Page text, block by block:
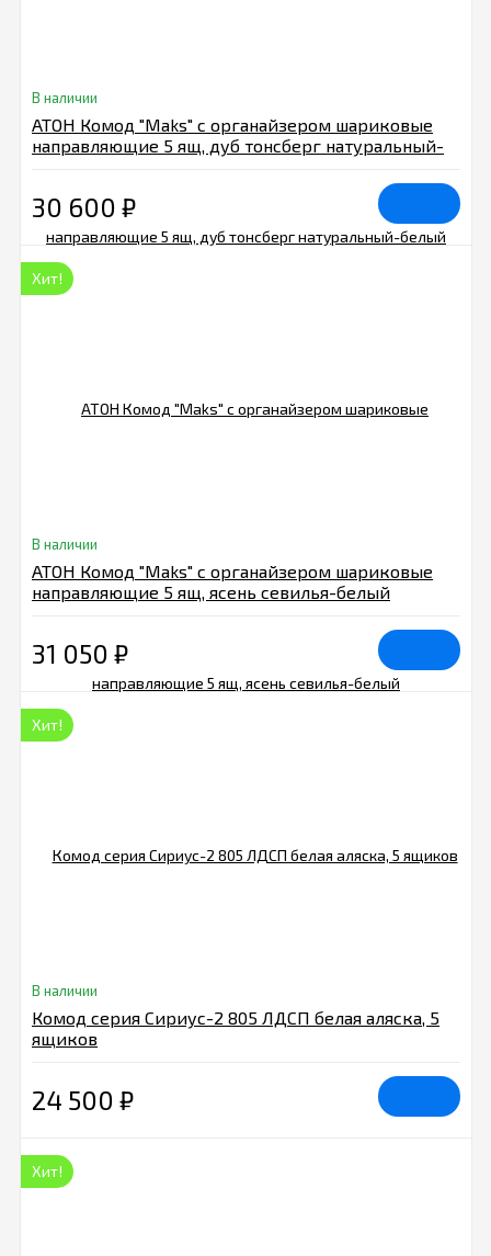
В наличии
АТОН Комод "Maks" с органайзером шариковые
направляющие 5 ящ, дуб тонсберг натуральный-
30 600 ₽
Хит!
В наличии
АТОН Комод "Maks" с органайзером шариковые
направляющие 5 ящ, ясень севилья-белый
31 050 ₽
Хит!
В наличии
Комод серия Сириус-2 805 ЛДСП белая аляска, 5
ящиков
24 500 ₽
Хит!